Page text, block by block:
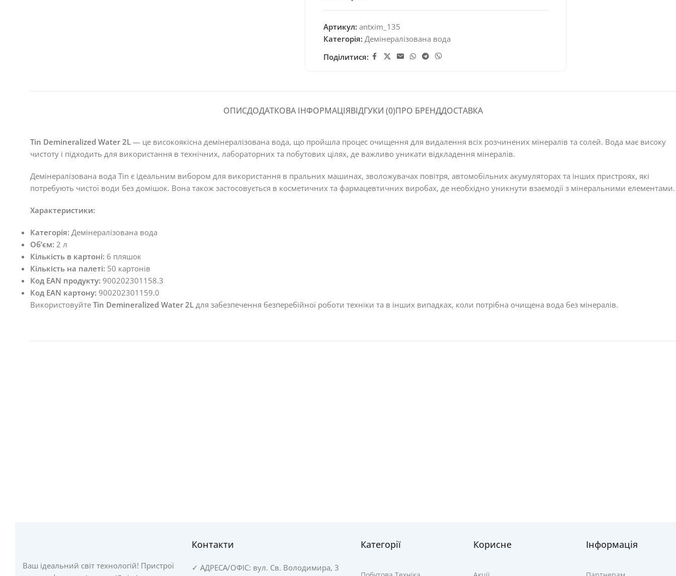
Артикул: antxim_135
Категорія: Демінералізована вода
Поділитися:
ОПИСДОДАТКОВА ІНФОРМАЦІЯВІДГУКИ (0)ПРО БРЕНДДОСТАВКА
Tin Demineralized Water 2L — це високоякісна демінералізована вода, що пройшла процес очищення для видалення всіх розчинених мінералів та солей. Вода має високу
чистоту і підходить для використання в технічних, лабораторних та побутових цілях, де важливо уникати відкладення мінералів.
Демінералізована вода Tin є ідеальним вибором для використання в пральних машинах, зволожувачах повітря, автомобільних акумуляторах та інших пристроях, які
потребують чистої води без домішок. Вона також застосовується в косметичних та фармацевтичних виробах, де необхідно уникнути взаємодії з мінеральними елементами.
Характеристики:
Категорія: Демінералізована вода
Об’єм: 2 л
Кількість в картоні: 6 пляшок
Кількість на палеті: 50 картонів
Код EAN продукту: 900202301158.3
Код EAN картону: 900202301159.0
Використовуйте Tin Demineralized Water 2L для забезпечення безперебійної роботи техніки та в інших випадках, коли потрібна очищена вода без мінералів.
Ваш ідеальний світ технологій! Пристрої
Контакти
✓ АДРЕСА/ОФІС: вул. Св. Володимира, 3
Категорії Корисне Інформація